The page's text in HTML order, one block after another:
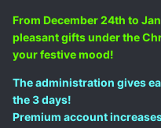
From December 24th to
pleasant gifts under the
your festive mood!
The administration gives
the 3 days!
Premium account